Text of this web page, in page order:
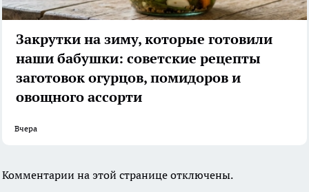
Закрутки на зиму, которые готовили
наши бабушки: советские рецепты
заготовок огурцов, помидоров и
овощного ассорти
Вчера
Комментарии на этой странице отключены.